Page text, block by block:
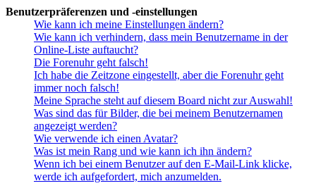
Benutzerpräferenzen und -einstellungen
Wie kann ich meine Einstellungen ändern?
Wie kann ich verhindern, dass mein Benutzername in der
Online-Liste auftaucht?
Die Forenuhr geht falsch!
Ich habe die Zeitzone eingestellt, aber die Forenuhr geht
immer noch falsch!
Meine Sprache steht auf diesem Board nicht zur Auswahl!
Was sind das für Bilder, die bei meinem Benutzernamen
angezeigt werden?
Wie verwende ich einen Avatar?
Was ist mein Rang und wie kann ich ihn ändern?
Wenn ich bei einem Benutzer auf den E-Mail-Link klicke,
werde ich aufgefordert, mich anzumelden.